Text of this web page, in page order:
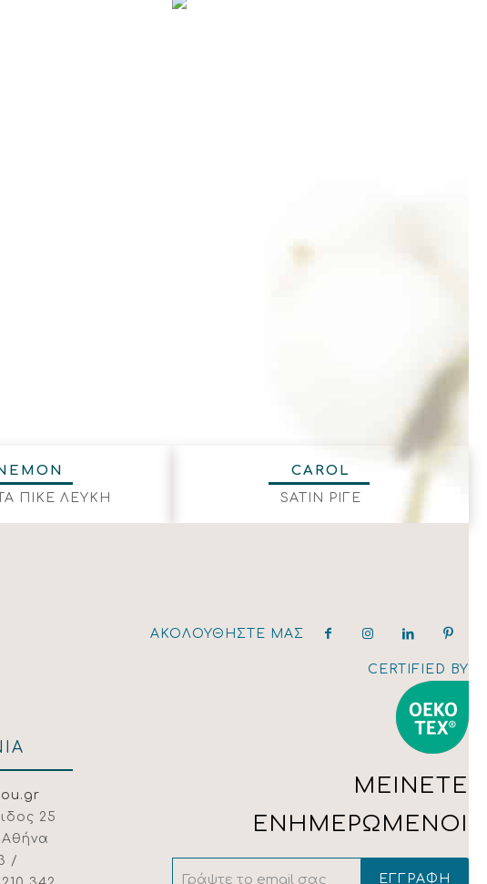
ΠΙΚΕ ΛΕΥΚΗ
CAROL
SATIN ΡΙΓΕ
25
Αθήνα
/
ΑΚΟΛΟΥΘΉΣΤΕ ΜΑΣ
CERTIFIED BY
ΜΕΙΝΕΤΕ
ΕΝΗΜΕΡΩΜΕΝΟΙ